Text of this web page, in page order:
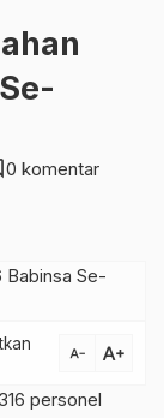
0 komentar
text_decrease text_increase
personel